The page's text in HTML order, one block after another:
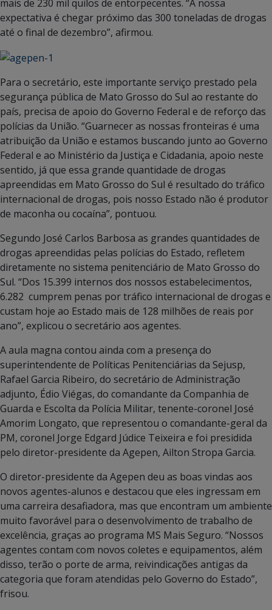
mais de 230 mil quilos de entorpecentes. “A nossa
expectativa é chegar próximo das 300 toneladas de drogas
até o final de dezembro”, afirmou.
Para o secretário, este importante serviço prestado pela
segurança pública de Mato Grosso do Sul ao restante do
país, precisa de apoio do Governo Federal e de reforço das
polícias da União. “Guarnecer as nossas fronteiras é uma
atribuição da União e estamos buscando junto ao Governo
Federal e ao Ministério da Justiça e Cidadania, apoio neste
sentido, já que essa grande quantidade de drogas
apreendidas em Mato Grosso do Sul é resultado do tráfico
internacional de drogas, pois nosso Estado não é produtor
de maconha ou cocaína”, pontuou.
Segundo José Carlos Barbosa as grandes quantidades de
drogas apreendidas pelas polícias do Estado, refletem
diretamente no sistema penitenciário de Mato Grosso do
Sul. “Dos 15.399 internos dos nossos estabelecimentos,
6.282 cumprem penas por tráfico internacional de drogas e
custam hoje ao Estado mais de 128 milhões de reais por
ano”, explicou o secretário aos agentes.
A aula magna contou ainda com a presença do
superintendente de Políticas Penitenciárias da Sejusp,
Rafael Garcia Ribeiro, do secretário de Administração
adjunto, Édio Viégas, do comandante da Companhia de
Guarda e Escolta da Polícia Militar, tenente-coronel José
Amorim Longato, que representou o comandante-geral da
PM, coronel Jorge Edgard Júdice Teixeira e foi presidida
pelo diretor-presidente da Agepen, Ailton Stropa Garcia.
O diretor-presidente da Agepen deu as boas vindas aos
novos agentes-alunos e destacou que eles ingressam em
uma carreira desafiadora, mas que encontram um ambiente
muito favorável para o desenvolvimento de trabalho de
excelência, graças ao programa MS Mais Seguro. “Nossos
agentes contam com novos coletes e equipamentos, além
disso, terão o porte de arma, reivindicações antigas da
categoria que foram atendidas pelo Governo do Estado”,
frisou.